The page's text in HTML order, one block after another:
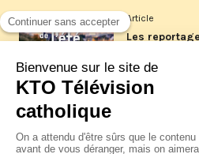
Article
Les
Article
La visite
jeudi 6 août